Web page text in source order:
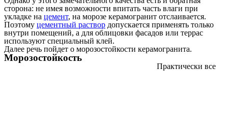
сторона: не имея возможности впитать часть влаги при
укладке на цемент, на морозе керамогранит отслаивается.
Поэтому цементный раствор допускается применять только
внутри помещений, а для облицовки фасадов или террас
используют специальный клей.
Далее речь пойдет о морозостойкости керамогранита.
Морозостойкость
Практически все